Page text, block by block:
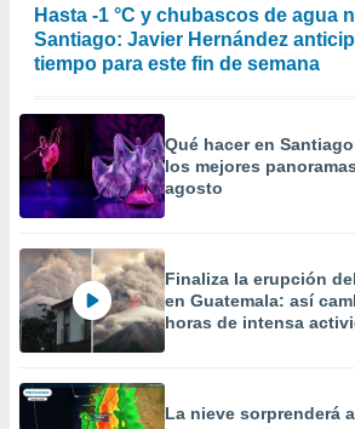
Hasta -1 °C y chubascos de agua
Santiago: Javier Hernández
tiempo para este fin de semana
Qué hacer en
los mejores
agosto
Finaliza la erupción
en Guatemala: así
horas de intensa
La nieve sorprenderá